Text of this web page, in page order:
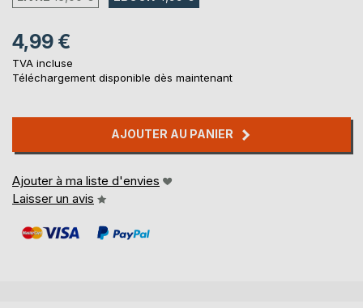
4,99 €
TVA incluse
Téléchargement disponible dès maintenant
AJOUTER AU PANIER
Ajouter à ma liste d'envies
Laisser un avis